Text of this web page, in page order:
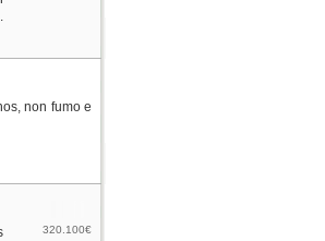
non fumo e
320.100€